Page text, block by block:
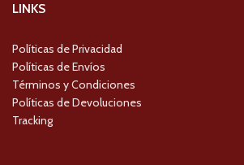
LINKS
Políticas de Privacidad
Políticas de Envíos
Términos y Condiciones
Políticas de Devoluciones
Tracking